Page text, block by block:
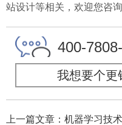
站设计等相关，欢迎您咨
400-
我想要个更
上一篇文章：机器学习技